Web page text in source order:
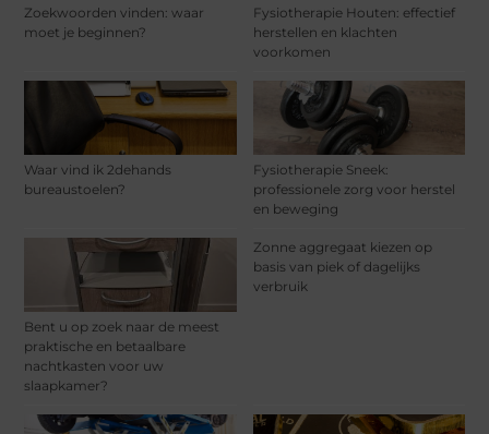
Zoekwoorden vinden: waar
moet je beginnen?
Fysiotherapie Houten: effectief
herstellen en klachten
voorkomen
Waar vind ik 2dehands
bureaustoelen?
Fysiotherapie Sneek:
professionele zorg voor herstel
en beweging
Bent u op zoek naar de meest
praktische en betaalbare
nachtkasten voor uw
slaapkamer?
Zonne aggregaat kiezen op
basis van piek of dagelijks
verbruik